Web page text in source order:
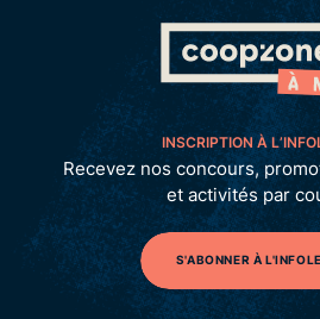
INSCRIPTION À
Recevez nos concours,
et activités par
S'ABONNER À